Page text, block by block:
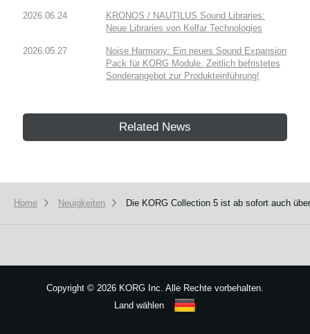
2026.06.24
KRONOS / NAUTILUS Sound Libraries:
Neue Libraries von Kelfar Technologies
2026.05.27
Noise Harmony: Ein neues Sound Expansion
Pack für KORG Module. Zeitlich befristetes
Sonderangebot zur Produkteinführung!
Related News
Home Neuigkeiten Die KORG Collection 5 ist ab sofort auch
Copyright © 2026 KORG Inc. Alle Rechte vorbehalten.
Land wählen